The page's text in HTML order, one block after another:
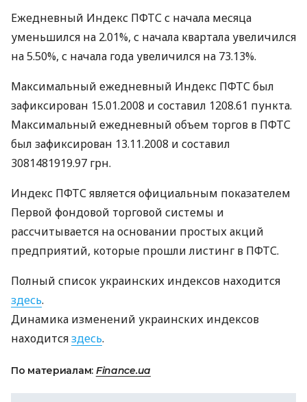
Ежедневный Индекс ПФТС с начала месяца
уменьшился на 2.01%, с начала квартала увеличился
на 5.50%, с начала года увеличился на 73.13%.
Максимальный ежедневный Индекс ПФТС был
зафиксирован 15.01.2008 и составил 1208.61 пункта.
Максимальный ежедневный объем торгов в ПФТС
был зафиксирован 13.11.2008 и составил
3081481919.97 грн.
Индекс ПФТС является официальным показателем
Первой фондовой торговой системы и
рассчитывается на основании простых акций
предприятий, которые прошли листинг в ПФТС.
Полный список украинских индексов находится
здесь.
Динамика изменений украинских индексов
находитсяздесь.
По материалам: Finance.ua